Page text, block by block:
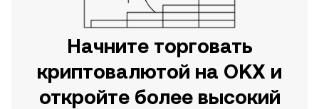
Начните торговать
криптовалютой на OKX и
откройте более высокий